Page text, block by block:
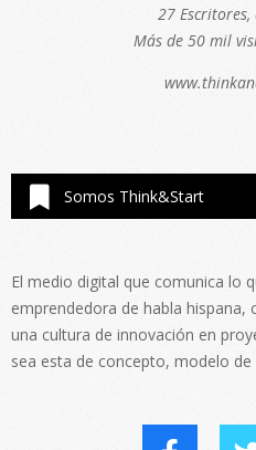
27 Escritores,
Más de 50 mil
Somos Think&Start
El medio digital que comunica lo
emprendedora de habla hispana,
una cultura de innovación en
sea esta de concepto, modelo